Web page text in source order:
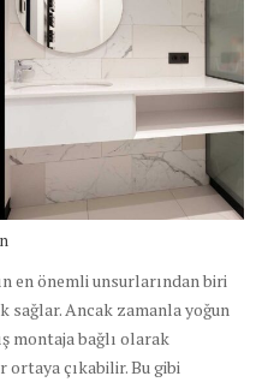
en önemli unsurlarından biri
Ancak zamanla yoğun
montaja bağlı olarak
çıkabilir. Bu gibi